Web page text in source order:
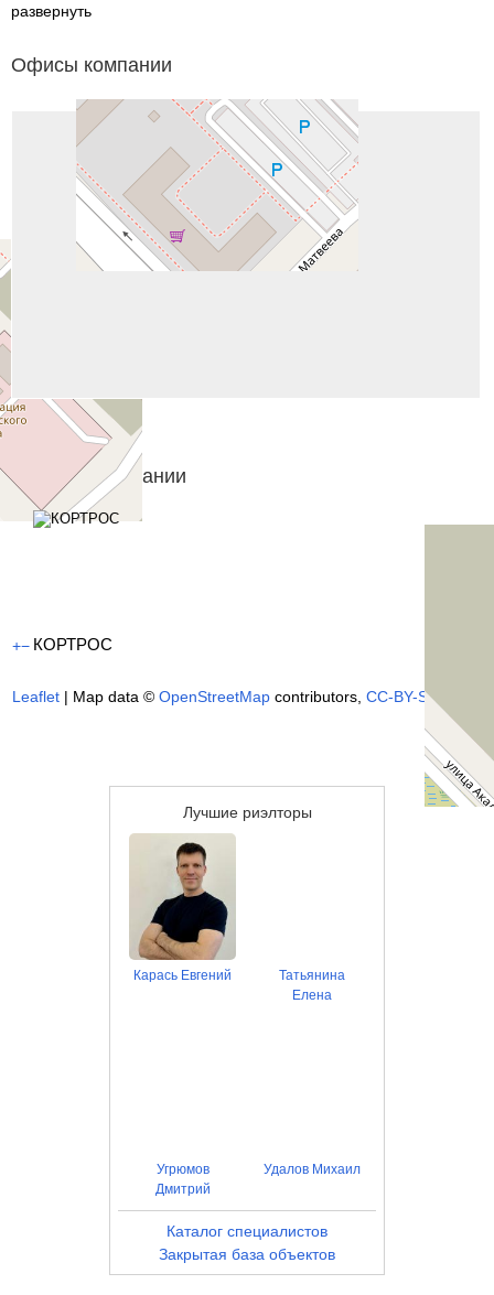
+−
Leaflet | Map data © OpenStreetMap contributors, CC-BY-SA
развернуть
Офисы компании
Показать списком
Похожие компании
КОРТРОС
Лучшие риэлторы
Карась Евгений
Татьянина
Елена
Угрюмов
Дмитрий
Удалов Михаил
Каталог специалистов
Закрытая база объектов